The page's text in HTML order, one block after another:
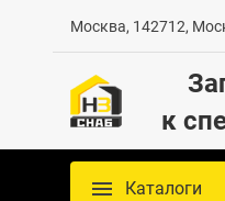
Москва, 142712,
к
Каталоги